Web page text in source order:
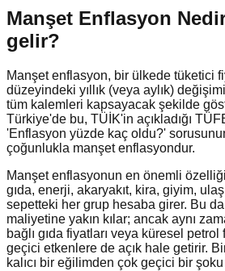
Manşet Enflasyon
gelir?
Manşet enflasyon, bir ülkede tüketici
düzeyindeki yıllık (veya aylık)
tüm kalemleri kapsayacak şekilde
Türkiye'de bu, TÜİK'in açıkladığı
'Enflasyon yüzde kaç oldu?'
çoğunlukla manşet enflasyondur.
Manşet enflasyonun en önemli özelliği
gıda, enerji, akaryakıt, kira, giyim,
sepetteki her grup hesaba girer. Bu
maliyetine yakın kılar; ancak aynı
bağlı gıda fiyatları veya küresel
geçici etkenlere de açık hale getirir.
kalıcı bir eğilimden çok geçici bir şoku